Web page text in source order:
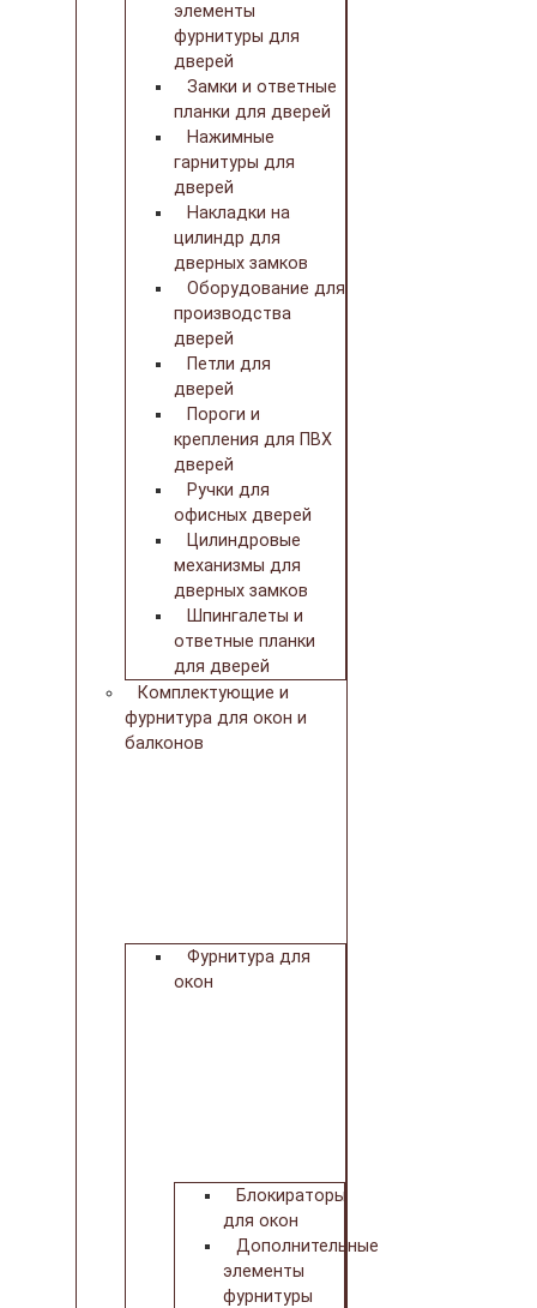
элементы
фурнитуры для
дверей
Замки и ответные
планки для дверей
Нажимные
гарнитуры для
дверей
Накладки на
цилиндр для
дверных замков
Оборудование для
производства
дверей
Петли для
дверей
Пороги и
крепления для ПВХ
дверей
Ручки для
офисных дверей
Цилиндровые
механизмы для
дверных замков
Шпингалеты и
ответные планки
для дверей
Комплектующие и
фурнитура для окон и
балконов
Фурнитура для
окон
Блокираторы
для окон
Дополнительные
элементы
фурнитуры